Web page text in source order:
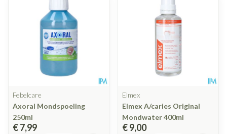
Febelcare
Axoral Mondspoeling
250ml
€ 7,99
Elmex
Elmex A/caries Original
Mondwater 400ml
€ 9,00